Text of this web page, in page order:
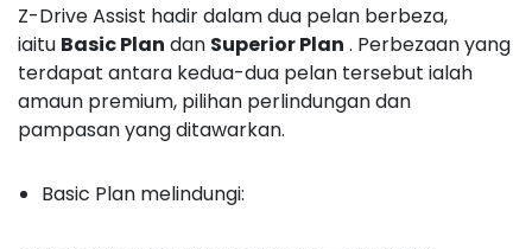
Z-Drive Assist hadir dalam dua pelan berbeza,
iaitu Basic Plan dan Superior Plan . Perbezaan yang
terdapat antara kedua-dua pelan tersebut ialah
amaun premium, pilihan perlindungan dan
pampasan yang ditawarkan.
Basic Plan melindungi: